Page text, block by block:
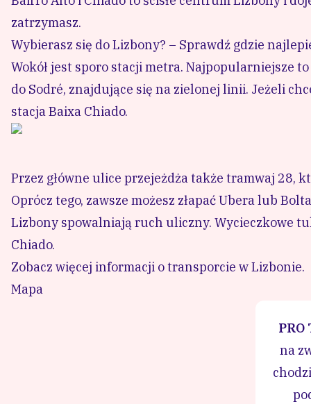
zatrzymasz.
Wybierasz się do Lizbony? – Sprawdź gdzie
Wokół jest sporo stacji metra. Najpopularniejsze
do Sodré, znajdujące się na zielonej linii. Jeżeli
stacja Baixa Chiado.
Przez główne ulice przejeżdża także tramwaj 28,
Oprócz tego, zawsze możesz złapać Ubera lub
Lizbony spowalniają ruch uliczny. Wycieczkowe
Chiado.
Zobacz więcej informacji o transporcie w Lizbonie.
Mapa
PRO
na